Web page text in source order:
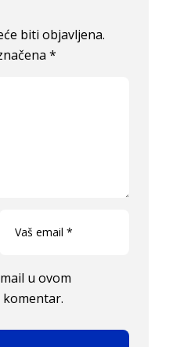
biti objavljena.
*
u ovom
komentar.